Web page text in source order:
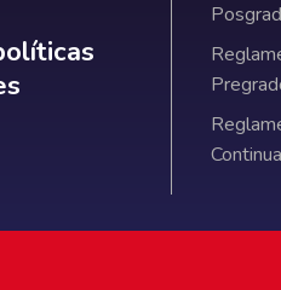
políticas